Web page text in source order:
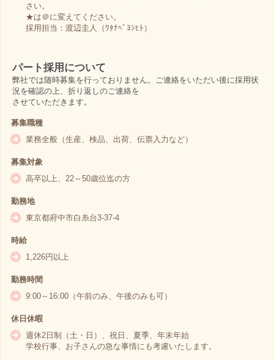
さい。
★は＠に変えてください。
採用担当：渡辺圭人（ﾜﾀﾅﾍﾞﾖｼﾋﾄ）
パート採用について
弊社では随時募集を行っておりません。ご連絡をいただい後に採用状
況を確認の上、折り返しのご連絡を
させていただきます。
募集職種
業務全般（生産、検品、出荷、伝票入力など）
募集対象
高卒以上、22～50歳位迄の方
勤務地
東京都府中市白糸台3-37-4
時給
1,226円以上
勤務時間
9:00～16:00（午前のみ、午後のみも可）
休日休暇
週休2日制（土・日）、祝日、夏季、年末年始
学校行事、お子さんの急な事情にも考慮いたします。